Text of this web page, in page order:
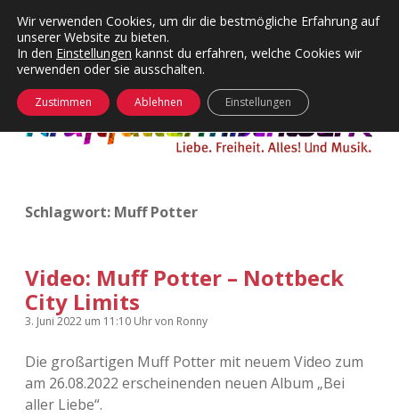
Kategorien
Menü
24 Hours Chilling
Die Wende
KFMW-Disco
Täglicher Sinnwahn
KFMW-Disco
Dates
Contact
Menü
öffnen
Adventskalender 2010
Adventskalender 2012
facebook
öffnen
Schlagwort: Muff Potter
Video: Muff Potter – Nottbeck
City Limits
3. Juni 2022 um 11:10 Uhrvon Ronny
Die großartigen Muff Potter mit neuem Video zum
am 26.08.2022 erscheinenden neuen Album „Bei
aller Liebe“.
Wir verwenden Cookies, um dir die bestmögliche Erfahrung auf
unserer Website zu bieten.
In den Einstellungen kannst du erfahren, welche Cookies wir
verwenden oder sie ausschalten.
Zustimmen Ablehnen Einstellungen